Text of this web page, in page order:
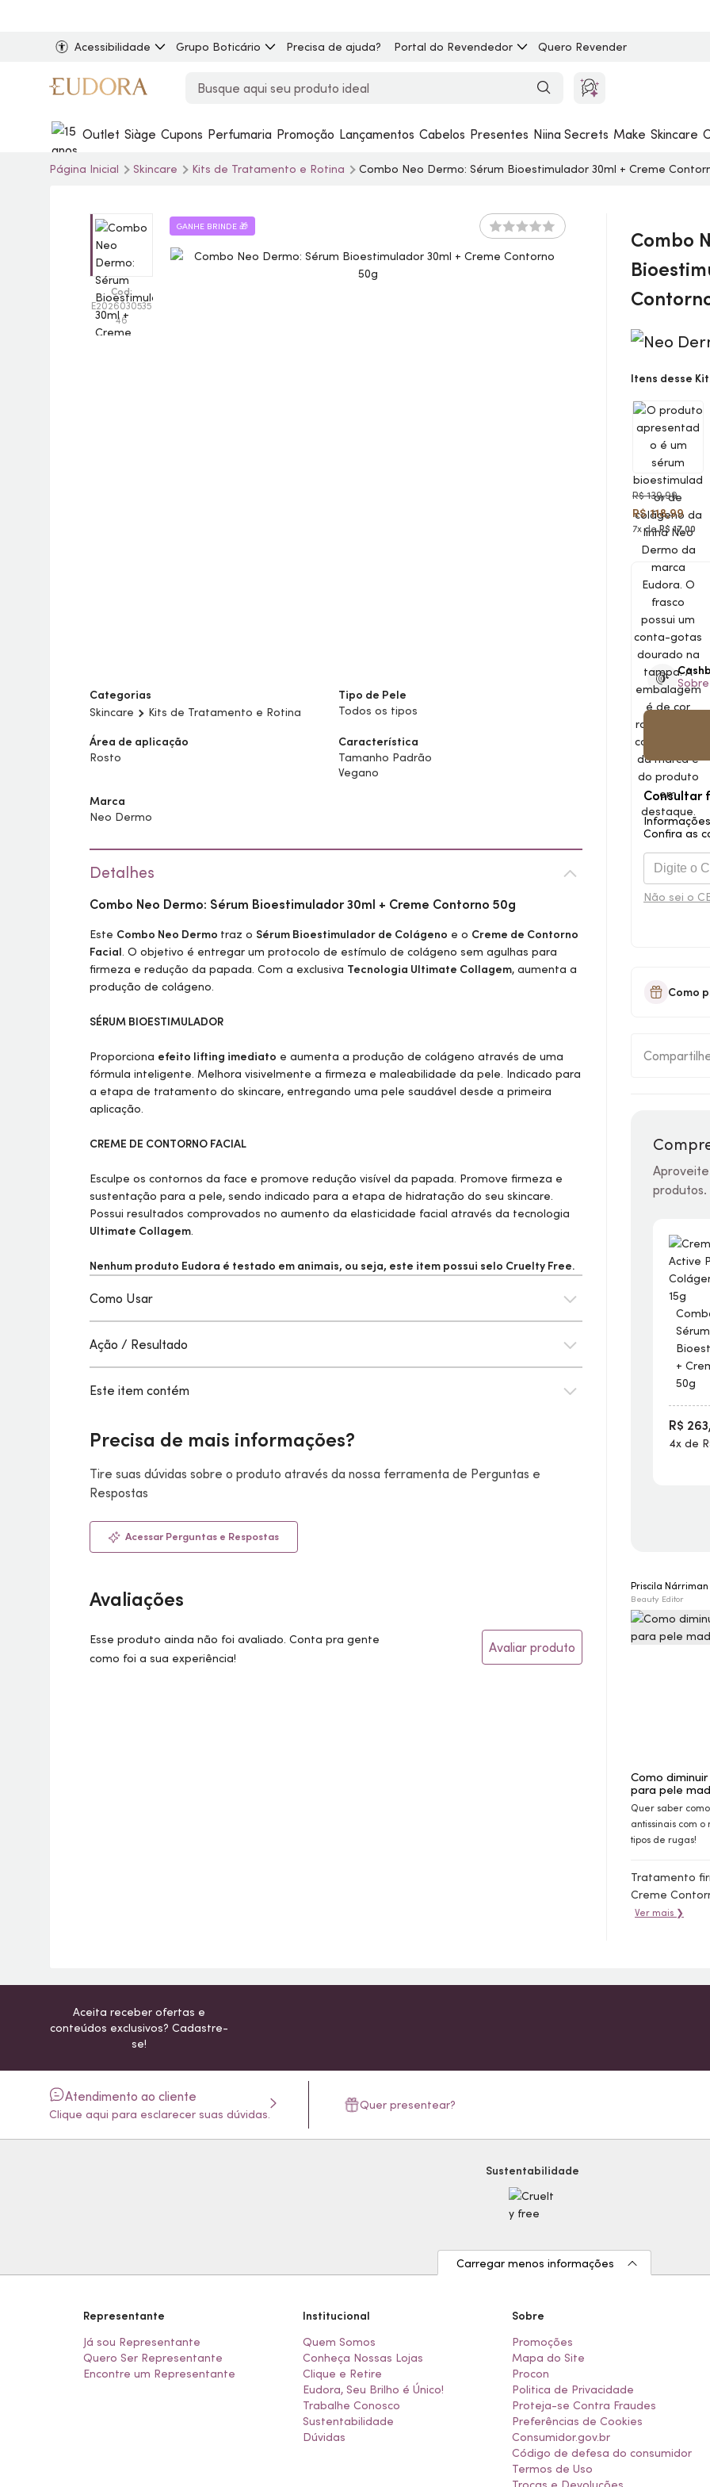
Acessibilidade Grupo Boticário Precisa de ajuda? Portal do Revendedor Quero Revender
Outlet Siàge Cupons Perfumaria Promoção Lançamentos Cabelos Presentes Niina Secrets Make Skincare
Página Inicial Skincare Kits de Tratamento e Rotina Combo Neo Dermo: Sérum Bioestimulador 30ml + Creme
Combo
Itens desse
R$ 139,99
R$ 118,99
7x deR$ 17,00
Consultar
Confira as
Não sei o
Como
produtos.
Sérum
+
50g
R$
4x de
Priscila
Beauty Editor
Como
para pele
Quer saber
antissinais com o
tipos de rugas!
Tratamento
Creme
Ver mais ❯
GANHE BRINDE 🎁
Cod:
E2026030535
46
Categorias
Skincare
Kits de Tratamento e Rotina
Tipo de Pele
Todos os tipos
Área de aplicação
Rosto
Característica
Tamanho Padrão
Vegano
Marca
Neo Dermo
Detalhes
Combo Neo Dermo: Sérum Bioestimulador 30ml + Creme Contorno 50g
Este Combo Neo Dermo traz o Sérum Bioestimulador de Colágeno e o Creme de Contorno
Facial. O objetivo é entregar um protocolo de estímulo de colágeno sem agulhas para
firmeza e redução da papada. Com a exclusiva Tecnologia Ultimate Collagem, aumenta a
produção de colágeno.
SÉRUM BIOESTIMULADOR
Proporciona efeito lifting imediato e aumenta a produção de colágeno através de uma
fórmula inteligente. Melhora visivelmente a firmeza e maleabilidade da pele. Indicado para
a etapa de tratamento do skincare, entregando uma pele saudável desde a primeira
aplicação.
CREME DE CONTORNO FACIAL
Esculpe os contornos da face e promove redução visível da papada. Promove firmeza e
sustentação para a pele, sendo indicado para a etapa de hidratação do seu skincare.
Possui resultados comprovados no aumento da elasticidade facial através da tecnologia
Ultimate Collagem.
Nenhum produto Eudora é testado em animais, ou seja, este item possui selo Cruelty Free.
Como Usar
Ação / Resultado
Este item contém
Precisa de mais informações?
Tire suas dúvidas sobre o produto através da nossa ferramenta de Perguntas e
Respostas
Acessar Perguntas e Respostas
Avaliações
Esse produto ainda não foi avaliado. Conta pra gente
como foi a sua experiência!
Avaliar produto
Aceita receber ofertas e
conteúdos exclusivos? Cadastre-
se!
Atendimento ao cliente
Clique aqui para esclarecer suas dúvidas.
Quer presentear?
Sustentabilidade
Carregar menos informações
Representante
Já sou Representante
Quero Ser Representante
Encontre um Representante
Institucional
Quem Somos
Conheça Nossas Lojas
Clique e Retire
Eudora, Seu Brilho é Único!
Trabalhe Conosco
Sustentabilidade
Dúvidas
Sobre
Promoções
Mapa do Site
Procon
Politica de Privacidade
Proteja-se Contra Fraudes
Preferências de Cookies
Consumidor.gov.br
Código de defesa do consumidor
Termos de Uso